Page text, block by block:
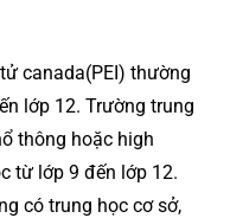
canada(PEI) thường
lớp 12. Trường trung
thông hoặc high
từ lớp 9 đến lớp 12.
có trung học cơ sở,